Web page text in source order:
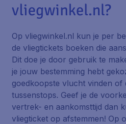
vliegwinkel.nl?
Op vliegwinkel.nl kun je per
de vliegtickets boeken die
Dit doe je door gebruik te
je jouw bestemming hebt
goedkoopste vlucht vinden
tussenstops. Geef je de
vertrek- en aankomsttijd dan
vliegticket op afstemmen! Op